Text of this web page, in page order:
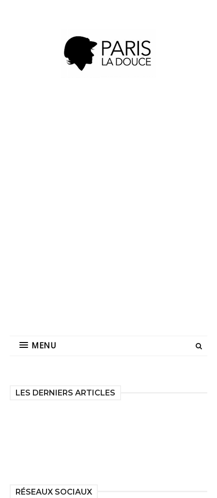
MENU
LES DERNIERS ARTICLES
RÉSEAUX SOCIAUX